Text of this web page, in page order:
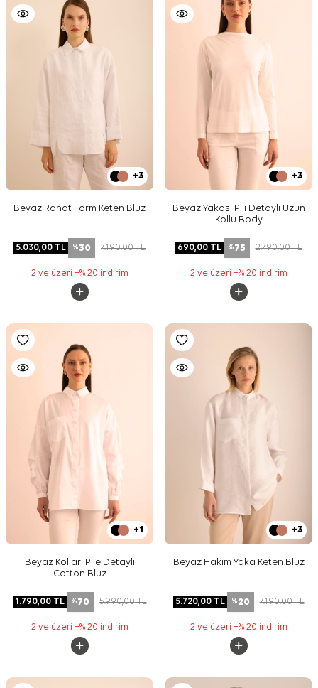
+3
Beyaz Rahat Form Keten Bluz
5.030,00 TL %30 7.190,00TL
2 ve üzeri +% 20 indirim
+3
Beyaz Yakası Pili Detaylı Uzun
Kollu Body
690,00TL %75 2.790,00TL
2 ve üzeri +% 20 indirim
+1
Beyaz Kolları Pile Detaylı
Cotton Bluz
1.790,00TL %70 5.990,00TL
2 ve üzeri +% 20 indirim
+3
Beyaz Hakim Yaka Keten Bluz
5.720,00TL %20 7.190,00TL
2 ve üzeri +% 20 indirim